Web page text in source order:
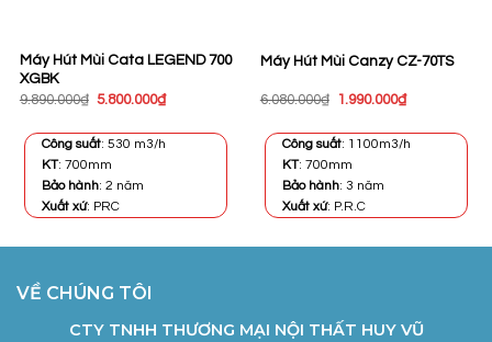
Máy Hút Mùi Cata LEGEND 700
XGBK
9.890.000₫ Giá
9.890.000₫.
5.800.000₫Giá
là:
Công suất: 530 m3/h
KT: 700mm
Bảo hành: 2 năm
Xuất xứ: PRC
Máy Hút Mùi Canzy CZ-70TS
6.080.000₫
Giá
6.080.000₫.
1.990.000₫Giá
là:
Công suất: 1100m3/h
KT: 700mm
Bảo hành: 3 năm
Xuất xứ: P.R.C
VỀ CHÚNG TÔI
CTY TNHH THƯƠNG MẠI NỘI THẤT HUY VŨ